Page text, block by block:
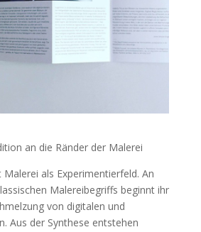
an die Ränder der Malerei
als Experimentierfeld. An
Malereibegriffs beginnt ihr
von digitalen und
Aus der Synthese entstehen